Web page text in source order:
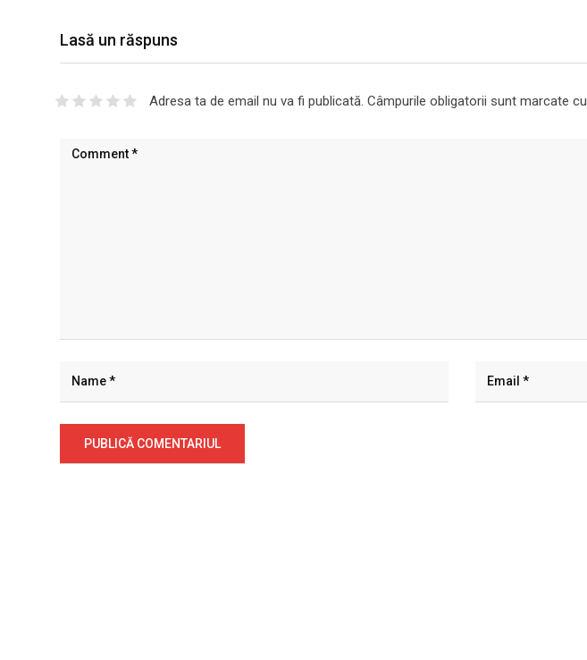
Lasă un răspuns
Adresa ta de email nu va fi publicată. Câmpurile obligatorii sunt marcate cu